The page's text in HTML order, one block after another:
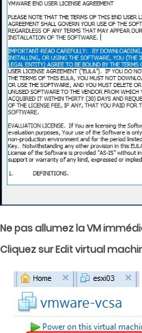
Ne pas allumez la VM
Cliquez sur Edit virtual